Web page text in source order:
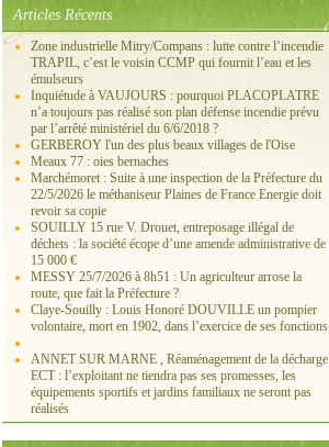
Articles Récents
Zone industrielle Mitry/Compans : lutte contre l’incendie
TRAPIL, c’est le voisin CCMP qui fournit l’eau et les
émulseurs
Inquiétude à VAUJOURS : pourquoi PLACOPLATRE
n’a toujours pas réalisé son plan défense incendie prévu
par l’arrêté ministériel du 6/6/2018 ?
GERBEROY l'un des plus beaux villages de l'Oise
Meaux 77 : oies bernaches
Marchémoret : Suite à une inspection de la Préfecture du
22/5/2026 le méthaniseur Plaines de France Energie doit
revoir sa copie
SOUILLY 15 rue V. Drouet, entreposage illégal de
déchets : la société écope d’une amende administrative de
15 000 €
MESSY 25/7/2026 à 8h51 : Un agriculteur arrose la
route, que fait la Préfecture ?
Claye-Souilly : Louis Honoré DOUVILLE un pompier
volontaire, mort en 1902, dans l’exercice de ses fonctions
ANNET SUR MARNE , Réaménagement de la décharge
ECT : l’exploitant ne tiendra pas ses promesses, les
équipements sportifs et jardins familiaux ne seront pas
réalisés